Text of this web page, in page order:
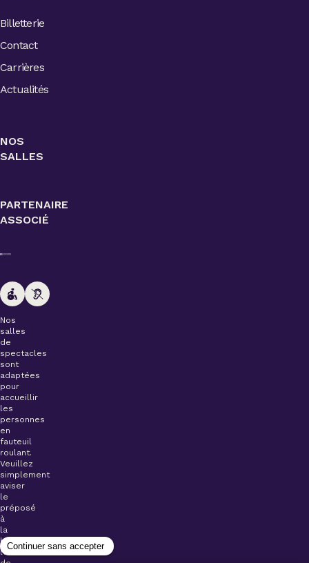
Billetterie
Contact
Carrières
Actualités
NOS
SALLES
PARTENAIRE
ASSOCIÉ
Nos
salles
de
spectacles
sont
adaptées
pour
accueillir
les
personnes
en
fauteuil
roulant.
Veuillez
simplement
aviser
le
préposé
à
la
billetterie
lors